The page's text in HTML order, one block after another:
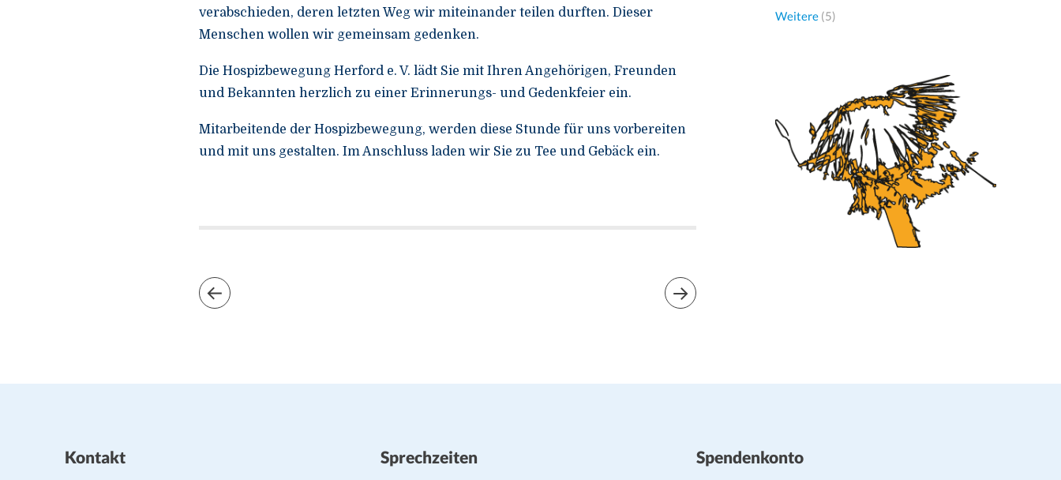
verabschieden, deren letzten Weg wir miteinander teilen durften. Dieser
Menschen wollen wir gemeinsam gedenken.
Die Hospizbewegung Herford e. V. lädt Sie mit Ihren Angehörigen, Freunden
und Bekannten herzlich zu einer Erinnerungs- und Gedenkfeier ein.
Mitarbeitende der Hospizbewegung, werden diese Stunde für uns vorbereiten
und mit uns gestalten. Im Anschluss laden wir Sie zu Tee und Gebäck ein.
Weitere (5)
Kontakt Sprechzeiten Spendenkonto